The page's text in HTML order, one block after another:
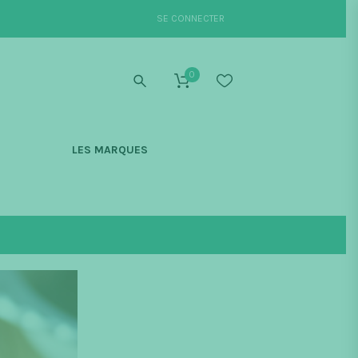
SE CONNECTER
0
LES MARQUES